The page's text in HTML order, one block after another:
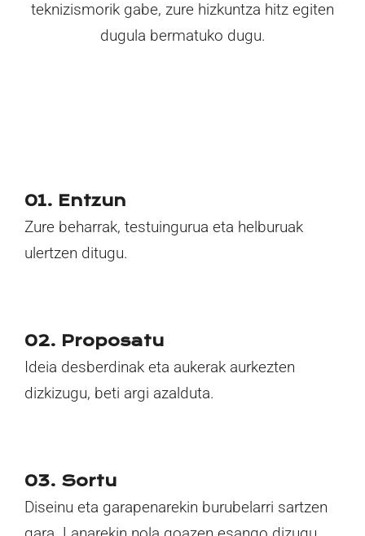
teknizismorik gabe, zure hizkuntza hitz egiten
dugula bermatuko dugu.
01. Entzun
Zure beharrak, testuingurua eta helburuak
ulertzen ditugu.
02. Proposatu
Ideia desberdinak eta aukerak aurkezten
dizkizugu, beti argi azalduta.
03. Sortu
Diseinu eta garapenarekin burubelarri sartzen